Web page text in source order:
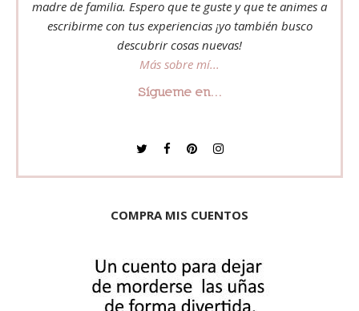
madre de familia. Espero que te guste y que te animes a
escribirme con tus experiencias ¡yo también busco
descubrir cosas nuevas!
Más sobre mí...
Sígueme en...
COMPRA MIS CUENTOS